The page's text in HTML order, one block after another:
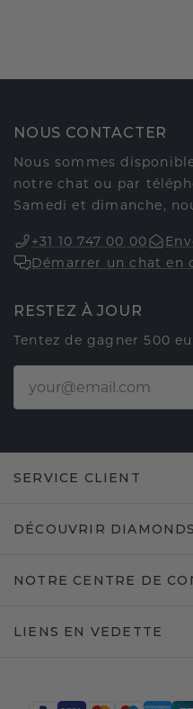
NOUS CONTACTER
Nous sommes
notre chat ou par
Samedi et dimanche,
+31 10 747 00 00
Démarrer un chat en
RESTEZ À JOUR
Tentez de gagner 500
SERVICE CLIENT
DÉCOUVRIR
NOTRE CENTRE DE
LIENS EN VEDETTE